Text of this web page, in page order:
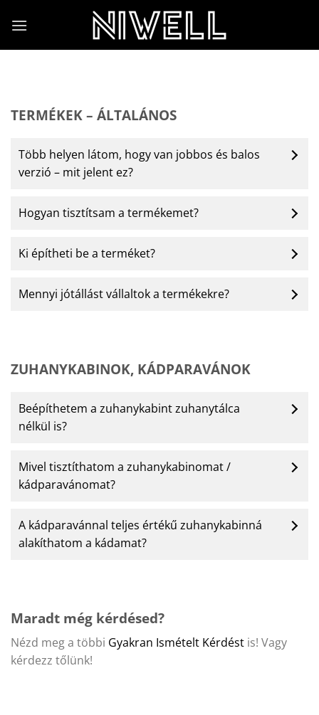
TERMÉKEK – ÁLTALÁNOS
Több helyen látom, hogy van jobbos és balos
verzió – mit jelent ez?
Hogyan tisztítsam a termékemet?
Ki építheti be a terméket?
Mennyi jótállást vállaltok a termékekre?
ZUHANYKABINOK, KÁDPARAVÁNOK
Beépíthetem a zuhanykabint zuhanytálca
nélkül is?
Mivel tisztíthatom a zuhanykabinomat /
kádparavánomat?
A kádparavánnal teljes értékű zuhanykabinná
alakíthatom a kádamat?
Maradt még kérdésed?
Nézd meg a többi Gyakran Ismételt Kérdést is! Vagy
kérdezz tőlünk!